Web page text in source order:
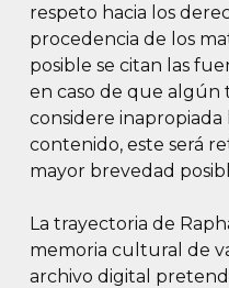
respeto hacia los
procedencia de los
posible se citan las
en caso de que
considere
contenido, este será
mayor brevedad
La trayectoria de
memoria cultural de
archivo digital